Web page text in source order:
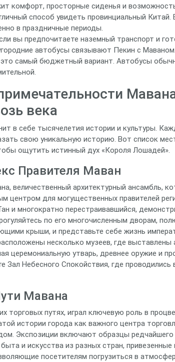
комфорт, просторные сиденья и
способ увидеть провинциальный Китай.
в праздничные периоды.
вы предпочитаете наземный транспорт и
автобусы связывают Пекин с
это самый бюджетный вариант. Автобусы
века
в себе тысячелетия истории и культуры.
свою уникальную историю. Вот список
ощутить истинный дух «Короля Лошадей».
Правителя Маван
величественный архитектурный ансамбль,
центром для могущественных правителей
и многократно перестраивавшийся,
по его многочисленным дворам,
крыши, и представьте себе жизнь
несколько музеев, где выставлены
церемониальную утварь, древнее оружие и
Зал Небесного Спокойствия, где проводились
Мавана
торговых путях, играл ключевую роль в
истории города как важного центра
Экспозиции включают образцы редчайшего
и искусства из разных стран, привезенные
посетителям погрузиться в